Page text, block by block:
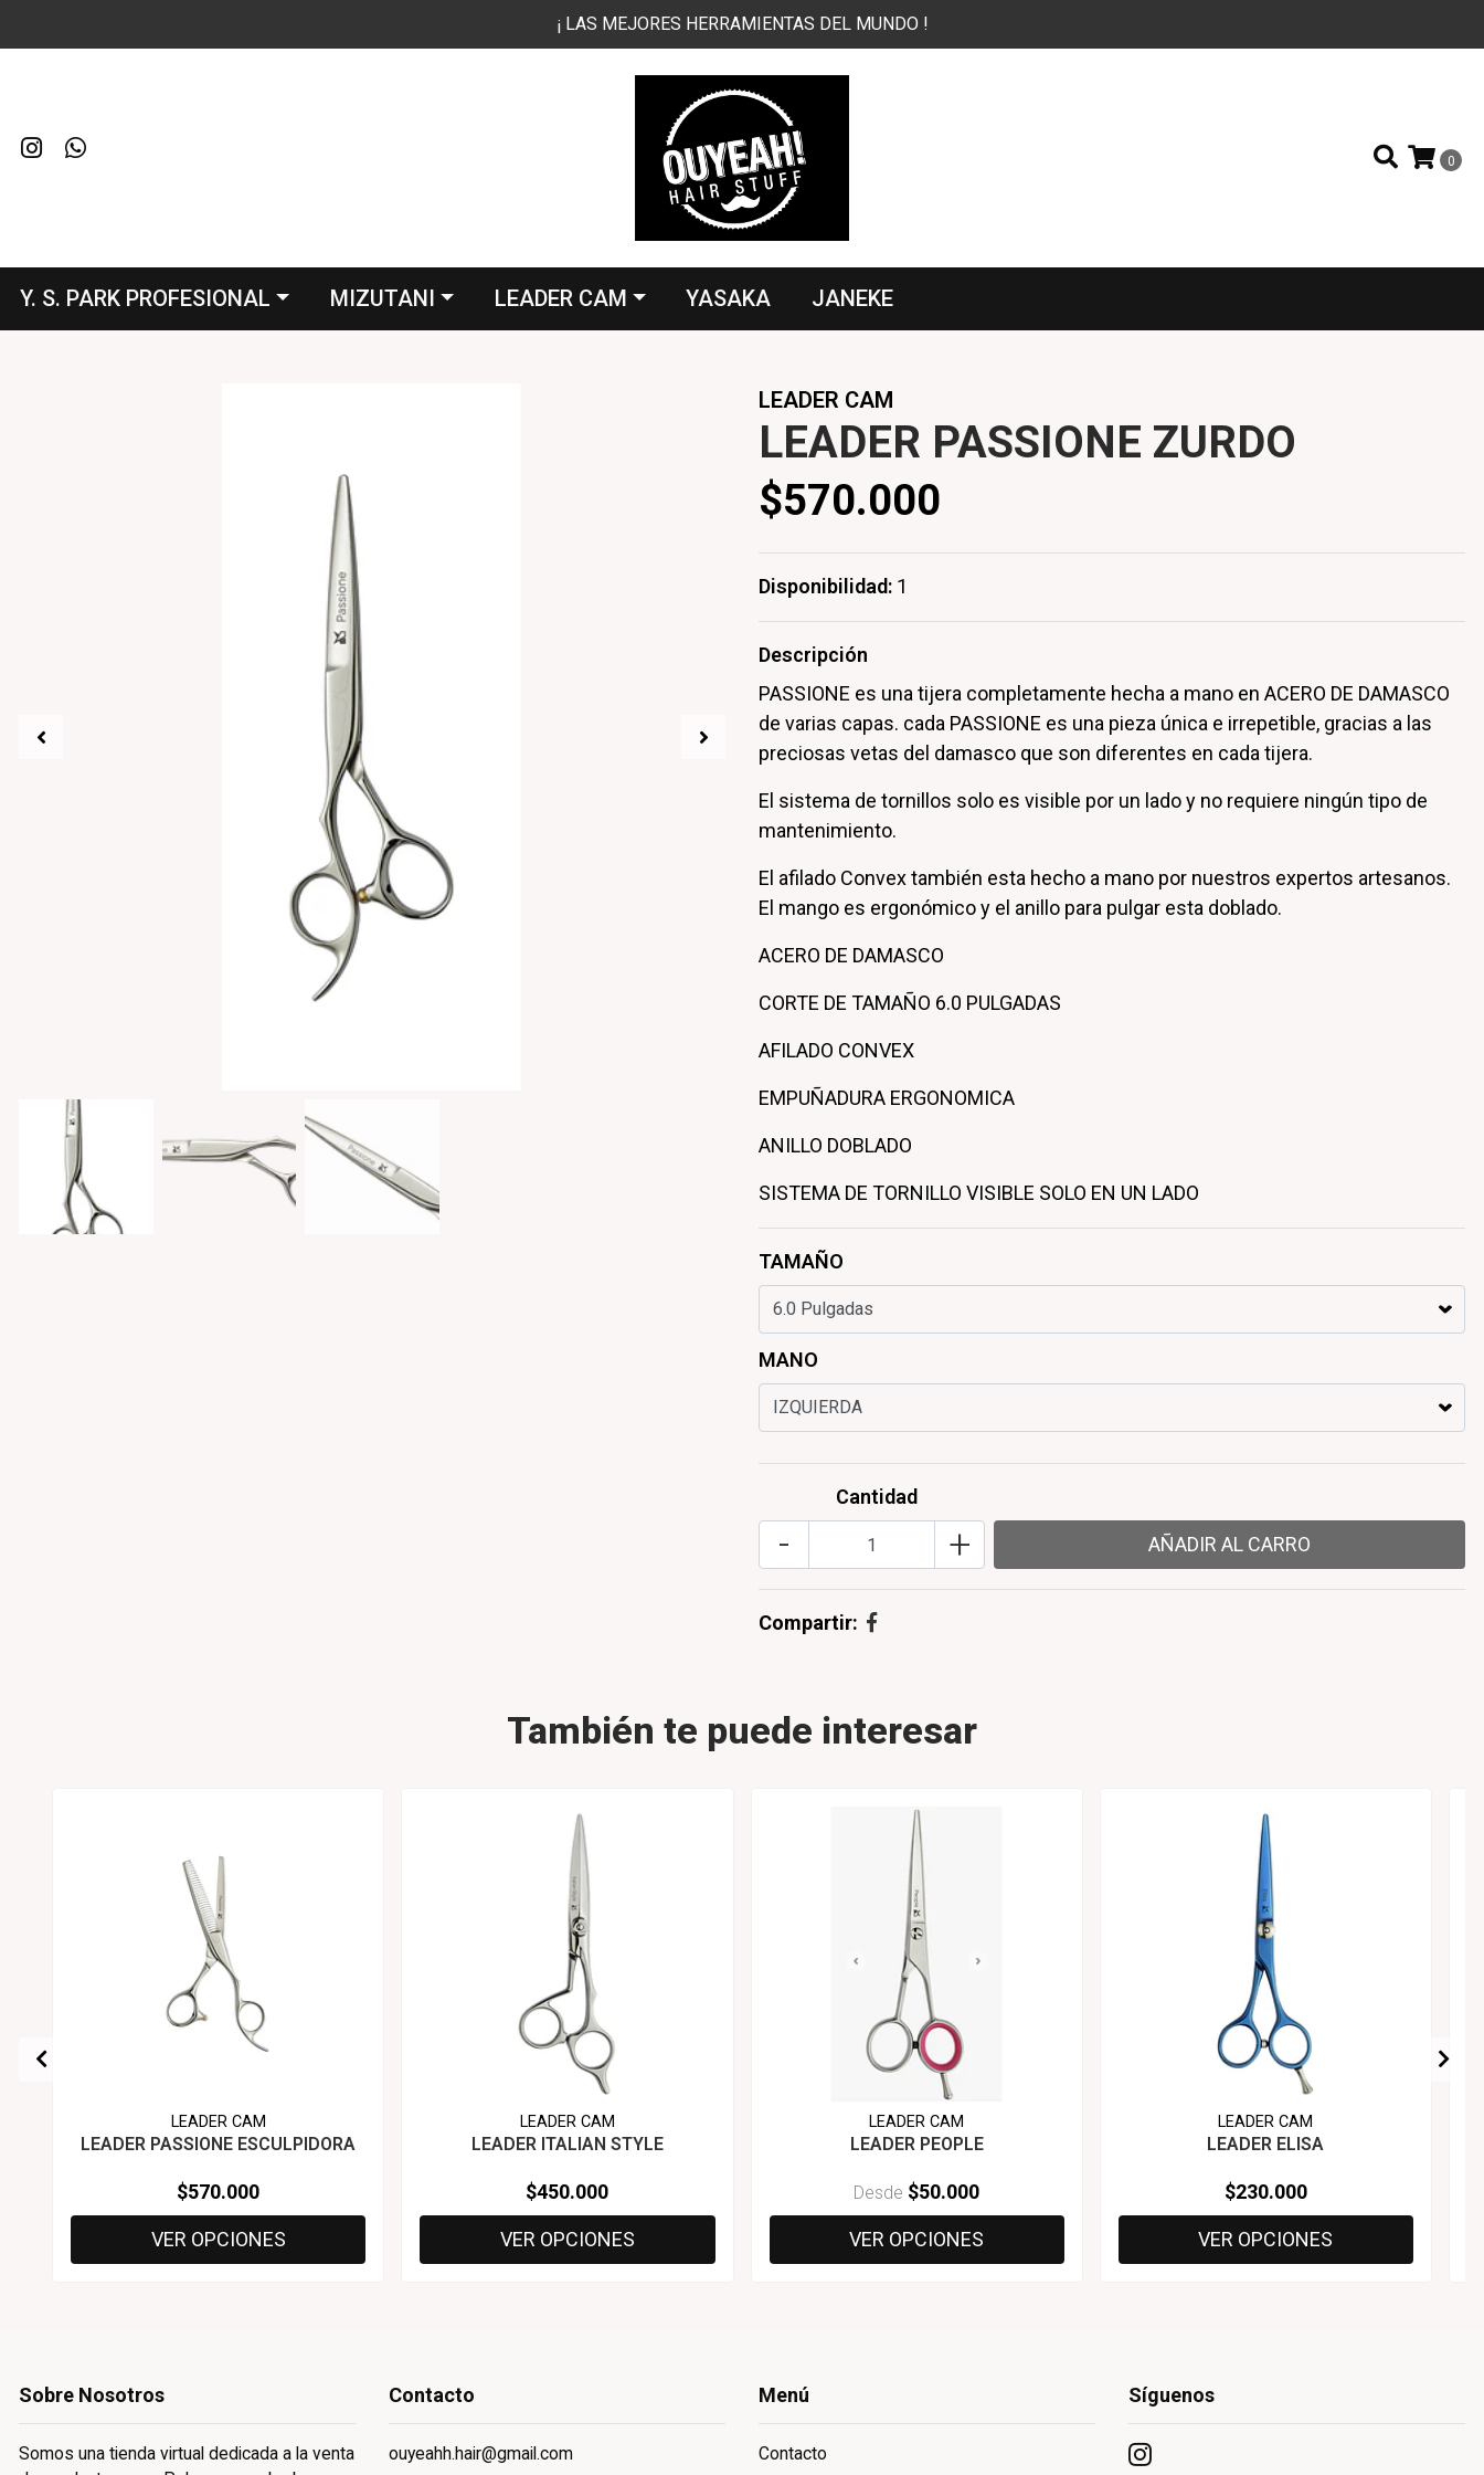
¡ LAS MEJORES HERRAMIENTAS DEL MUNDO !
0
Y. S. PARK PROFESIONAL MIZUTANI LEADER CAM YASAKA JANEKE
LEADER CAM
LEADER PASSIONE ZURDO
$570.000
Disponibilidad: 1
Descripción
PASSIONE es una tijera completamente hecha a mano en ACERO DE DAMASCO
de varias capas. cada PASSIONE es una pieza única e irrepetible, gracias a las
preciosas vetas del damasco que son diferentes en cada tijera.
El sistema de tornillos solo es visible por un lado y no requiere ningún tipo de
mantenimiento.
El afilado Convex también esta hecho a mano por nuestros expertos artesanos.
El mango es ergonómico y el anillo para pulgar esta doblado.
ACERO DE DAMASCO
CORTE DE TAMAÑO 6.0 PULGADAS
AFILADO CONVEX
EMPUÑADURA ERGONOMICA
ANILLO DOBLADO
SISTEMA DE TORNILLO VISIBLE SOLO EN UN LADO
TAMAÑO
MANO
Cantidad
+
-
Compartir:
También te puede interesar
LEADER CAM
LEADER PASSIONE ESCULPIDORA
$570.000
VER OPCIONES
LEADER CAM
LEADER ITALIAN STYLE
$450.000
VER OPCIONES
LEADER CAM
LEADER PEOPLE
Desde $50.000
VER OPCIONES
LEADER CAM
LEADER ELISA
$230.000
VER OPCIONES
Sobre Nosotros
Somos una tienda virtual dedicada a la venta
Contacto
ouyeahh.hair@gmail.com
Menú
Contacto
Síguenos